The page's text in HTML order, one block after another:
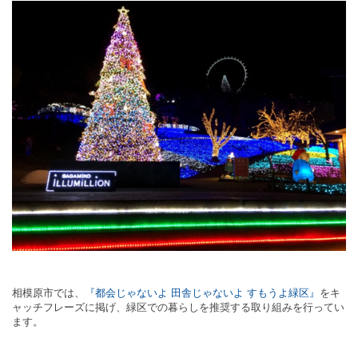
相模原市では、 『都会じゃないよ 田舎じゃないよ すもうよ緑区』 をキ
ャッチフレーズに掲げ、緑区での暮らしを推奨する取り組みを行ってい
ます。